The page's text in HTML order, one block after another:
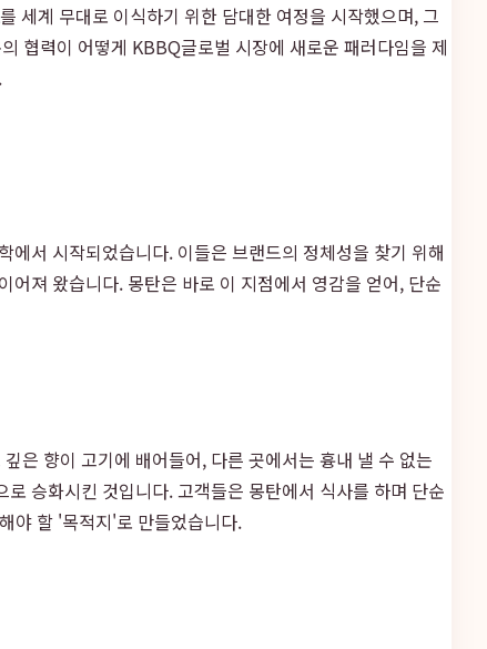
세계 무대로 이식하기 위한 담대한 여정을 시작했으며, 그
협력이 어떻게 KBBQ글로벌 시장에 새로운 패러다임을 제
서 시작되었습니다. 이들은 브랜드의 정체성을 찾기 위해
져 왔습니다. 몽탄은 바로 이 지점에서 영감을 얻어, 단순
은 향이 고기에 배어들어, 다른 곳에서는 흉내 낼 수 없는
승화시킨 것입니다. 고객들은 몽탄에서 식사를 하며 단순
야 할 '목적지'로 만들었습니다.